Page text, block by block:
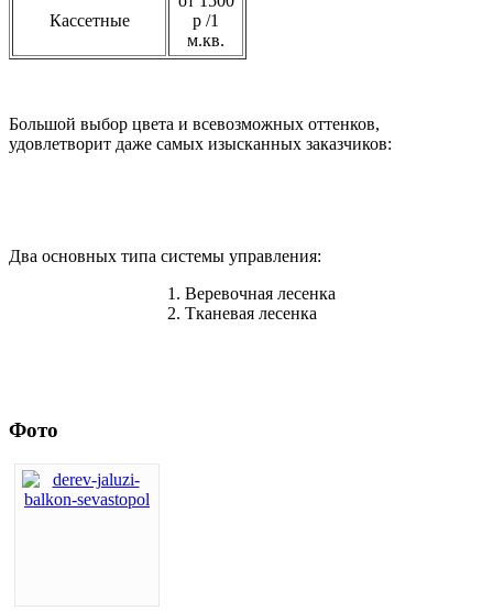
Кассетные
р /1
м.кв.
Большой выбор цвета и всевозможных оттенков,
удовлетворит даже самых изысканных заказчиков:
Два основных типа системы управления:
Веревочная лесенка
Тканевая лесенка
Фото